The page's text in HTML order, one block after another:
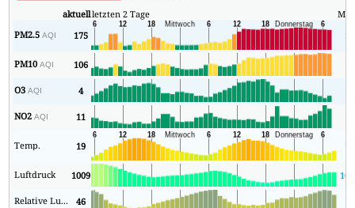
aktuellletzten 2 Tage
PM2.5AQI 175 37
PM10AQI 106 10
O3AQI 4
NO2AQI 11
Temp. 19 13
Luftdruck 1009
Relative Luftfeuchtigkeit 46 18